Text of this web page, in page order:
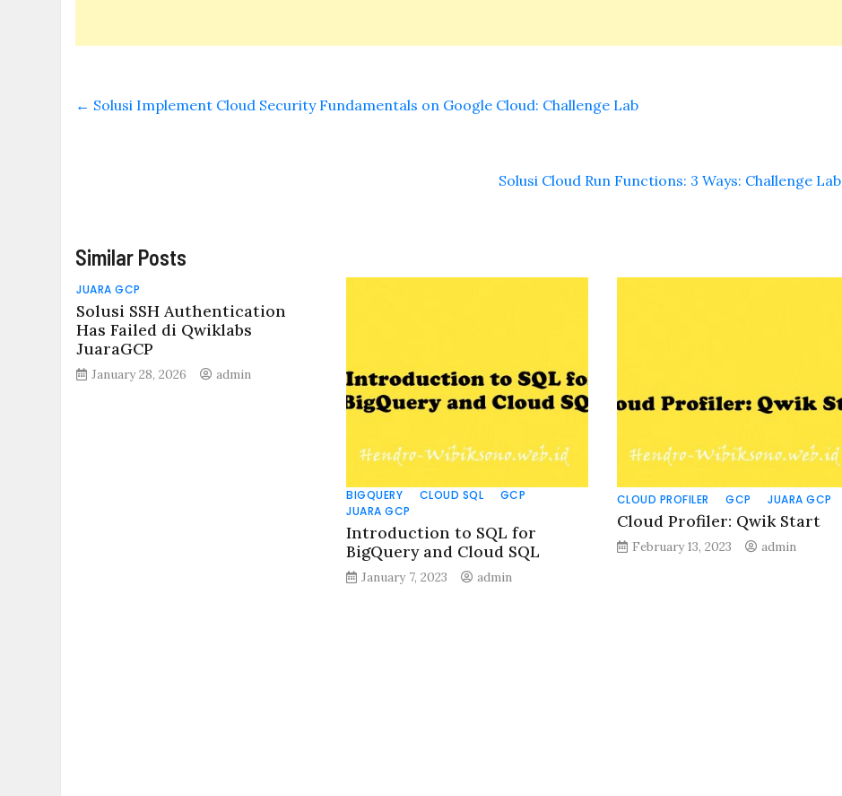
← Solusi Implement Cloud Security Fundamentals on Google Cloud: Challenge Lab
Solusi Cloud Run Functions: 3 Ways: Challenge Lab
Similar Posts
JUARA GCP
Solusi SSH Authentication
Has Failed di Qwiklabs
JuaraGCP
January 28, 2026 admin
BIGQUERY CLOUD SQL
GCP
JUARA GCP
Introduction to SQL for
BigQuery and Cloud SQL
January 7, 2023 admin
CLOUD PROFILER GCP JUARA GCP
Cloud Profiler: Qwik Start
February 13, 2023 admin